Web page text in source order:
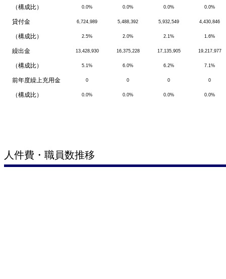
（構成比） 0.0% 0.0% 0.0% 0.0%
貸付金 6,724,989 5,488,392 5,932,549 4,430,846
（構成比） 2.5% 2.0% 2.1% 1.6%
繰出金 13,428,930 16,375,228 17,135,905 19,217,977
（構成比） 5.1% 6.0% 6.2% 7.1%
前年度繰上充用金 0 0 0 0
（構成比） 0.0% 0.0% 0.0% 0.0%
人件費・職員数推移